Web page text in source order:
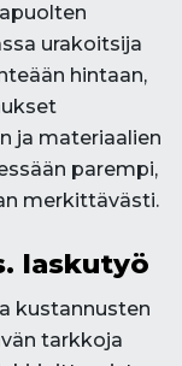
urakoitsija
hintaan,
ja materiaalien
parempi,
merkittävästi.
laskutyö
kustannusten
tarkkoja